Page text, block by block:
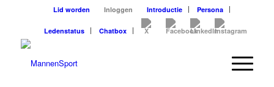
Lid worden Inloggen Introductie Persona
Ledenstatus Chatbox